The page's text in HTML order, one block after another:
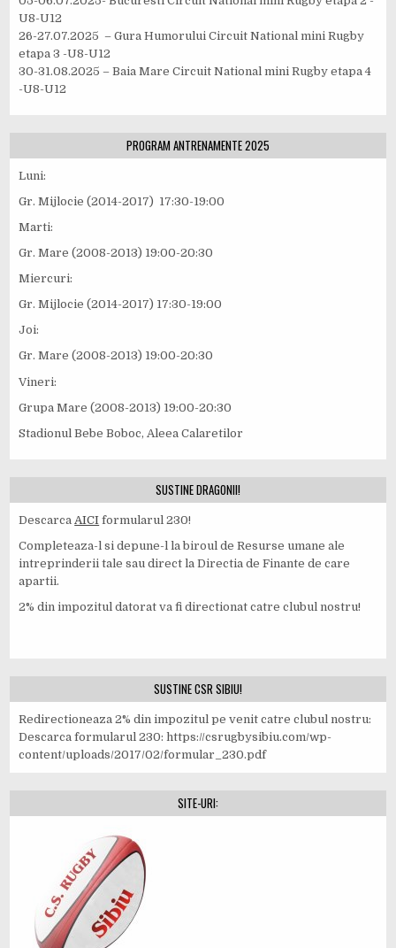
U8-U12
26-27.07.2025 – Gura Humorului Circuit National mini Rugby
etapa 3 -U8-U12
30-31.08.2025 – Baia Mare Circuit National mini Rugby etapa 4
-U8-U12
PROGRAM ANTRENAMENTE 2025
Luni:
Gr. Mijlocie (2014-2017) 17:30-19:00
Marti:
Gr. Mare (2008-2013) 19:00-20:30
Miercuri:
Gr. Mijlocie (2014-2017) 17:30-19:00
Joi:
Gr. Mare (2008-2013) 19:00-20:30
Vineri:
Grupa Mare (2008-2013) 19:00-20:30
Stadionul Bebe Boboc, Aleea Calaretilor
SUSTINE DRAGONII!
Descarca AICI formularul 230!
Completeaza-l si depune-l la biroul de Resurse umane ale
intreprinderii tale sau direct la Directia de Finante de care
apartii.
2% din impozitul datorat va fi directionat catre clubul nostru!
SUSTINE CSR SIBIU!
Redirectioneaza 2% din impozitul pe venit catre clubul nostru:
Descarca formularul 230: https://csrugbysibiu.com/wp-
content/uploads/2017/02/formular_230.pdf
SITE-URI: